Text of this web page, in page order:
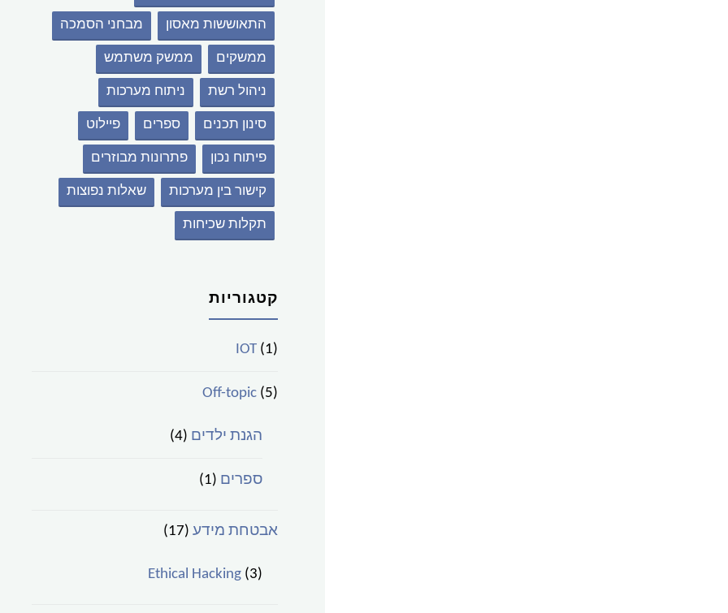
התאוששות מאסון מבחני הסמכה
ממשקים ממשק משתמש
ניהול רשת ניתוח מערכות
סינון תכנים ספרים פיילוט
פיתוח נכון פתרונות מבוזרים
קישור בין מערכות שאלות נפוצות
תקלות שכיחות
קטגוריות
IOT(1)
Off-topic(5)
הגנת ילדים (4)
ספרים (1)
אבטחת מידע (17)
Ethical Hacking(3)